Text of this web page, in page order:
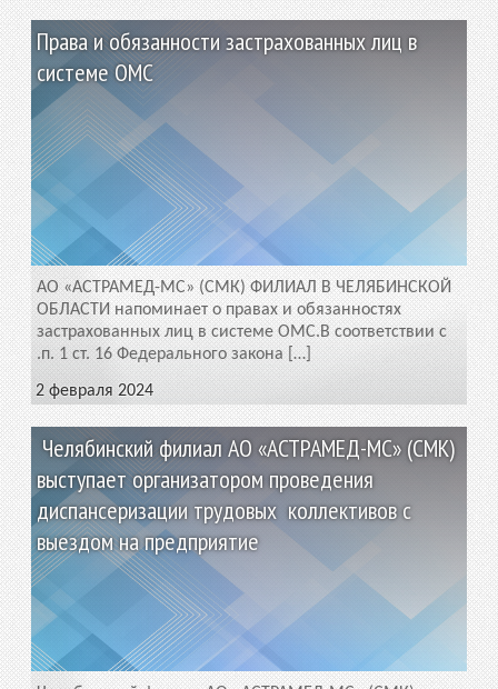
Права и обязанности застрахованных лиц в
системе ОМС
2 февраля 2024
АО «АСТРАМЕД-МС» (СМК) ФИЛИАЛ В ЧЕЛЯБИНСКОЙ
ОБЛАСТИ напоминает о правах и обязанностях
застрахованных лиц в системе ОМС.В соответствии с
.п. 1 ст. 16 Федерального закона […]
Челябинский филиал АО «АСТРАМЕД-МС» (СМК)
выступает организатором проведения
диспансеризации трудовых коллективов с
выездом на предприятие